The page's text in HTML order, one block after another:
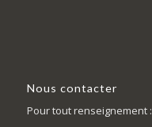
Nous contacter
Pour tout renseignement :